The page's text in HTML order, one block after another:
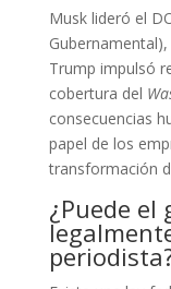
Musk lideró el
Trump impulsó
cobertura del
consecuencias
papel de los
transformación
¿Puede el